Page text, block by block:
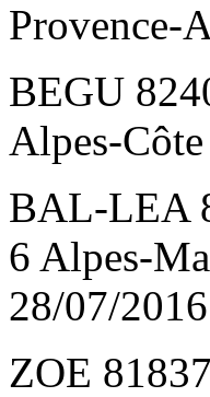
Provence-
BEGU
Alpes-
BAL-LEA
6 Alpes-
28/07/2016
ZOE